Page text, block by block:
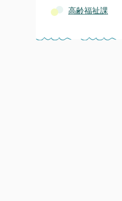
高齢福祉課